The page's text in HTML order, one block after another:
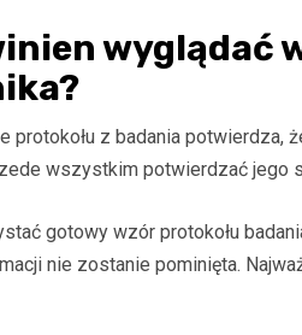
wyglądać
protokołu z badania potwierdza,
wszystkim potwierdzać jego
gotowy wzór protokołu
nie zostanie pominięta.